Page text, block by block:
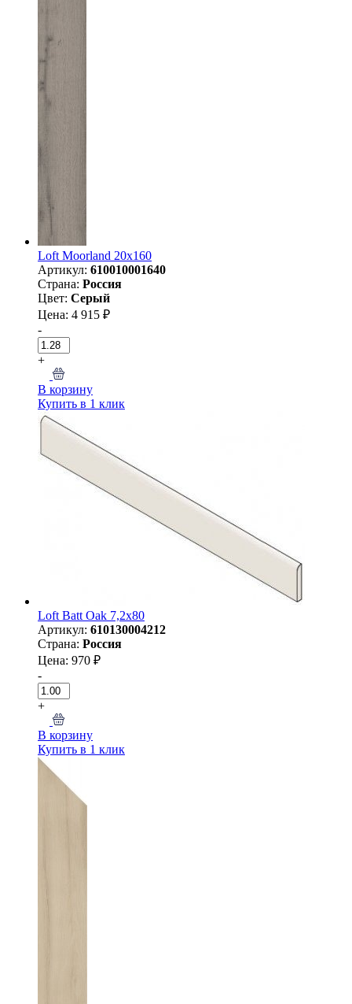
Loft Moorland 20х160
Артикул: 610010001640
Страна: Россия
Цвет: Серый
Цена: 4 915 ₽
-
+
В корзину
Купить в 1 клик
Loft Batt Oak 7,2x80
Артикул: 610130004212
Страна: Россия
Цена: 970 ₽
-
+
В корзину
Купить в 1 клик